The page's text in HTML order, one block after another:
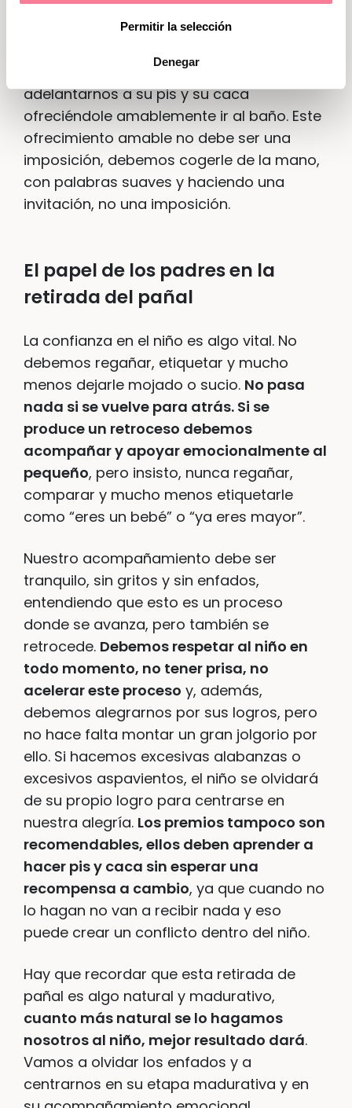
Permitir la selección
Denegar
Es importantecrear una rutina para la
que el pañal está seco y así poder
adelantarnos a su pis y su caca
ofreciéndole amablemente ir al baño. Este
ofrecimiento amable no debe ser una
imposición, debemos cogerle de la mano,
con palabras suaves y haciendo una
invitación, no una imposición.
El papel de los padres en la
retirada del pañal
La confianza en el niño es algo vital. No
debemos regañar, etiquetar y mucho
menos dejarle mojado o sucio. No pasa
nada si se vuelve para atrás. Si se
produce un retroceso debemos
acompañar y apoyar emocionalmente al
pequeño, pero insisto, nunca regañar,
comparar y mucho menos etiquetarle
como “eres un bebé” o “ya eres mayor”.
Nuestro acompañamiento debe ser
tranquilo, sin gritos y sin enfados,
entendiendo que esto es un proceso
donde se avanza, pero también se
retrocede. Debemos respetar al niño en
todo momento, no tener prisa, no
acelerar este proceso y, además,
debemos alegrarnos por sus logros, pero
no hace falta montar un gran jolgorio por
ello. Si hacemos excesivas alabanzas o
excesivos aspavientos, el niño se olvidará
de su propio logro para centrarse en
nuestra alegría. Los premios tampoco son
recomendables, ellos deben aprender a
hacer pis y caca sin esperar una
recompensa a cambio, ya que cuando no
lo hagan no van a recibir nada y eso
puede crear un conflicto dentro del niño.
Hay que recordar que esta retirada de
pañal es algo natural y madurativo,
cuanto más natural se lo hagamos
nosotros al niño, mejor resultado dará.
Vamos a olvidar los enfados y a
centrarnos en su etapa madurativa y en